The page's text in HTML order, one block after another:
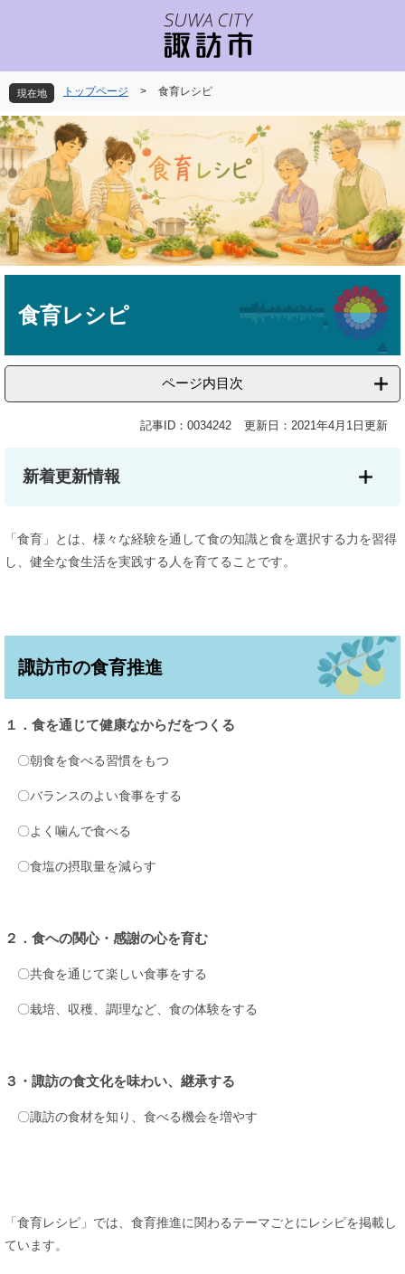
先
頭
で
す
。
を
飛
ば
し
て
本
文
へ
現在地 トップページ > 食育レシピ
食育レシピ
ページ内目次
記事ID：0034242 更新日：2021年4月1日更新
新着更新情報
「食育」とは、様々な経験を通して食の知識と食を選択する力を習得
し、健全な食生活を実践する人を育てることです。
諏訪市の食育推進
１．食を通じて健康なからだをつくる
〇朝食を食べる習慣をもつ
〇バランスのよい食事をする
〇よく噛んで食べる
〇食塩の摂取量を減らす
２．食への関心・感謝の心を育む
〇共食を通じて楽しい食事をする
〇栽培、収穫、調理など、食の体験をする
３・諏訪の食文化を味わい、継承する
〇諏訪の食材を知り、食べる機会を増やす
「食育レシピ」では、食育推進に関わるテーマごとにレシピを掲載し
ています。